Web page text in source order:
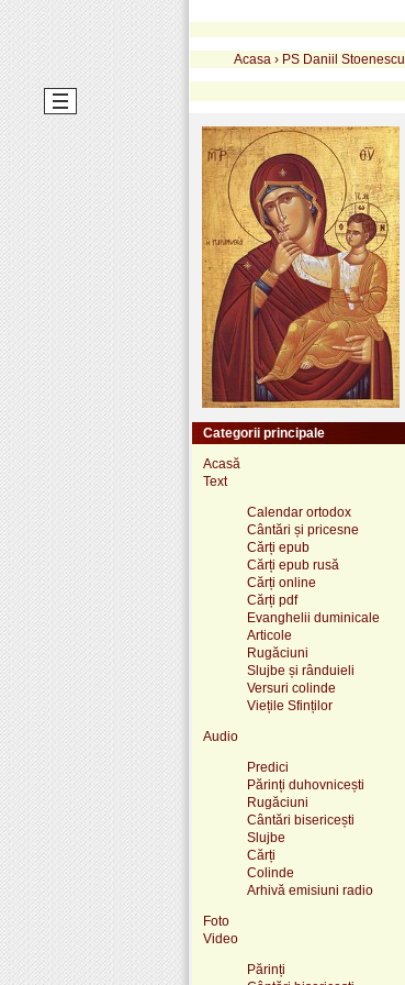
Acasa › PS Daniil Stoenescu
Categorii principale
Acasă
Text
Calendar ortodox
Cântări și pricesne
Cărți epub
Cărți epub rusă
Cărți online
Cărți pdf
Evanghelii duminicale
Articole
Rugăciuni
Slujbe și rânduieli
Versuri colinde
Viețile Sfinților
Audio
Predici
Părinți duhovnicești
Rugăciuni
Cântări bisericești
Slujbe
Cărți
Colinde
Arhivă emisiuni radio
Foto
Video
Părinți